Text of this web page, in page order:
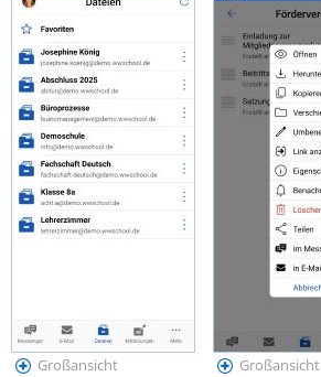
Großansicht Großansicht